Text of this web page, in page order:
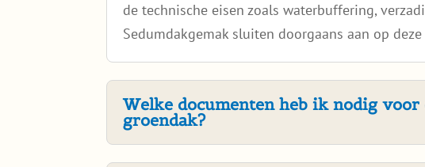
de technische eisen zoals waterbuffering,
Sedumdakgemak sluiten doorgaans aan op
Welke documenten heb ik nodig voor
groendak?